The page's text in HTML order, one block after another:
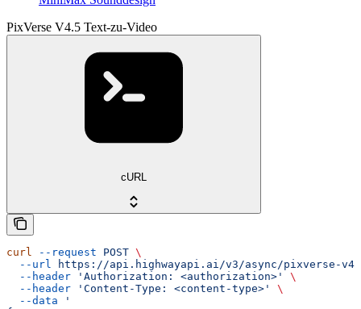
PixVerse V4.5 Text-zu-Video
cURL
curl --request POST \
  --url
https://api.highwayapi.ai/v3/async/pixverse-
  --header
'Authorization: <authorization>'
\
  --header
'Content-Type: <content-type>'
\
  --data
'